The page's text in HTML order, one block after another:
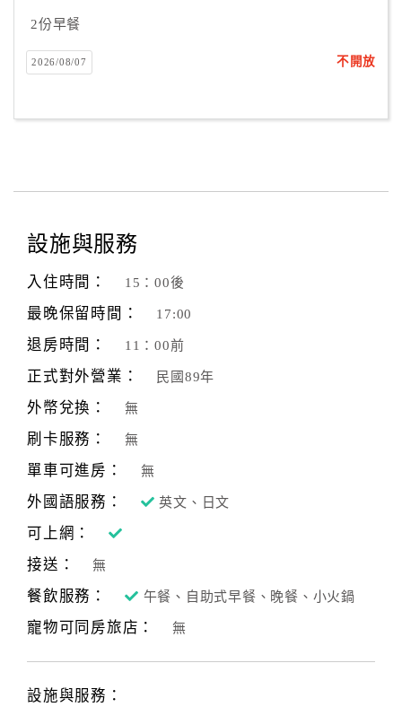
2份早餐
2026/08/07 不開放
設施與服務
入住時間： 15：00後
最晚保留時間： 17:00
退房時間： 11：00前
正式對外營業： 民國89年
外幣兌換： 無
刷卡服務： 無
單車可進房： 無
外國語服務： 英文、日文
可上網：
接送：
無
餐飲服務： 午餐、自助式早餐、晚餐、小火鍋
寵物可同房旅店： 無
設施與服務：